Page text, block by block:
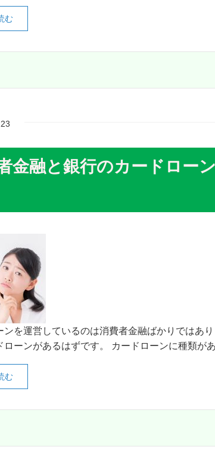
む
金融と銀行のカードロー
ンを運営しているのは消費者金融ばかりではあ
ローンがあるはずです。 カードローンに種類が
む